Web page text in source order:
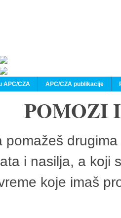
APC/CZA publikacije
APC/CZA
POMOZI
pomažeš
i nasilja, a koji
koje imaš